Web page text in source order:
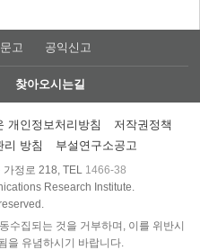
고 공익신고
찾아오시는길
개인정보처리방침
저작권정책
리 방침
부설연구소공고
정로 218, TEL 1466-38
Research Institute.
수집되는 것을 거부하며, 이를 위반시
을 유념하시기 바랍니다.